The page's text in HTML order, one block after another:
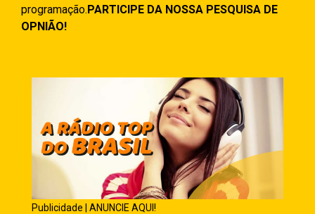
programação.PARTICIPE DA NOSSA PESQUISA DE
OPNIÃO!
Publicidade | ANUNCIE AQUI!